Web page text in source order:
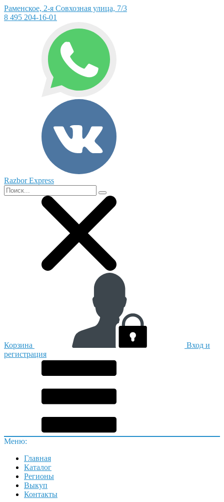
Раменское, 2-я Совхозная улица, 7/3
8 495 204-16-01
Razbor Express
Корзина
Вход и
регистрация
Меню:
Главная
Каталог
Регионы
Выкуп
Контакты